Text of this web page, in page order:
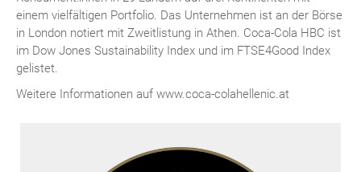
einem vielfältigen Portfolio. Das Unternehmen ist an der Börse
in London notiert mit Zweitlistung in Athen. Coca-Cola HBC ist
im Dow Jones Sustainability Index und im FTSE4Good Index
gelistet.
Weitere Informationen auf www.coca-colahellenic.at